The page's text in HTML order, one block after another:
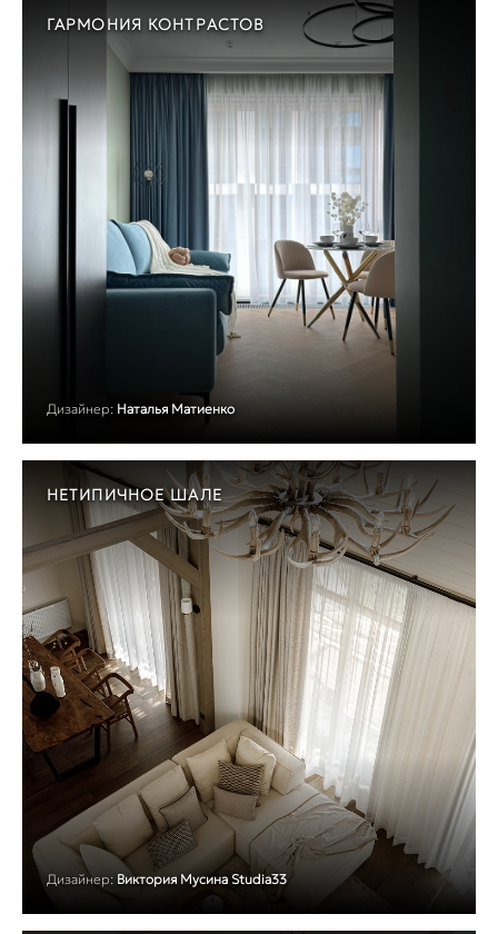
ГАРМОНИЯ КОНТРАСТОВ
Дизайнер: Наталья Матиенко
НЕТИПИЧНОЕ ШАЛЕ
Дизайнер: Виктория Мусина Studia33